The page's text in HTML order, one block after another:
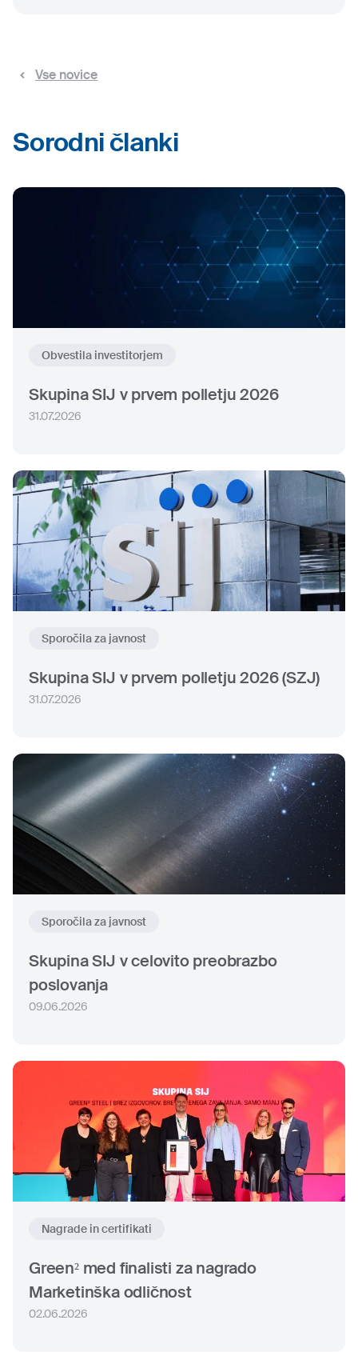
Vse novice
Sorodni članki
Obvestila investitorjem
Skupina SIJ v prvem polletju 2026
31.07.2026
Sporočila za javnost
Skupina SIJ v prvem polletju 2026 (SZJ)
31.07.2026
Sporočila za javnost
Skupina SIJ v celovito preobrazbo
poslovanja
09.06.2026
Nagrade in certifikati
Green² med finalisti za nagrado
Marketinška odličnost
02.06.2026